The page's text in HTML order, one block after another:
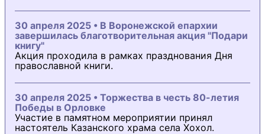
30 апреля 2025 • В Воронежской епархии
завершилась благотворительная акция "Подари
книгу"
Акция проходила в рамках празднования Дня
православной книги.
30 апреля 2025 • Торжества в честь 80-летия
Победы в Орловке
Участие в памятном мероприятии принял
настоятель Казанского храма села Хохол.